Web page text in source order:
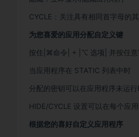
CYCLE：关注具有相同首字母的
为您喜爱的应用分配自定义键
按住|⌘命令| + |⌥ 选项| 并按任意
当应用程序在 STATIC 列表中时
分配的密钥可以在应用程序未运
HIDE/CYCLE 设置可以在每个应
根据您的喜好自定义应用程序